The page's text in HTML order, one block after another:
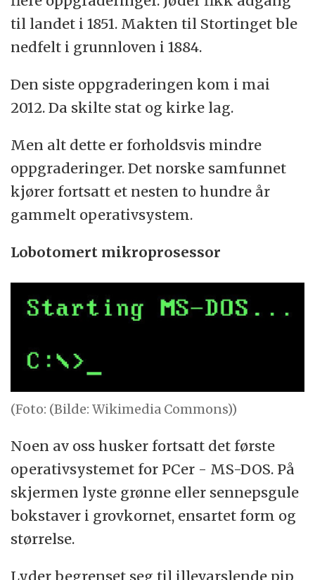
til landet i 1851. Makten til Stortinget ble
nedfelt i grunnloven i 1884.
Den siste oppgraderingen kom i mai
2012. Da skilte stat og kirke lag.
Men alt dette er forholdsvis mindre
oppgraderinger. Det norske samfunnet
kjører fortsatt et nesten to hundre år
gammelt operativsystem.
Lobotomert mikroprosessor
(Foto: (Bilde: Wikimedia Commons))
Noen av oss husker fortsatt det første
operativsystemet for PCer - MS-DOS. På
skjermen lyste grønne eller sennepsgule
bokstaver i grovkornet, ensartet form og
størrelse.
Lyder begrenset seg til illevarslende pip,